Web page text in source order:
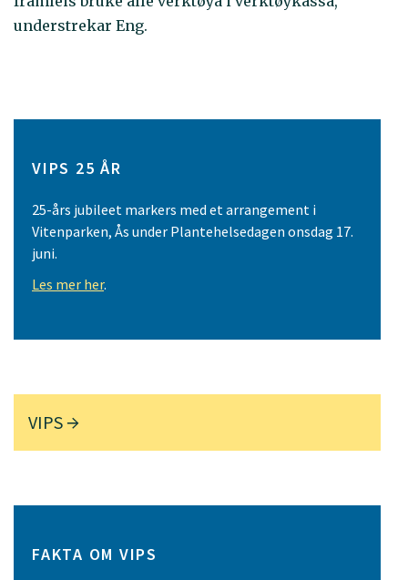
understrekar Eng.
VIPS 25 ÅR
25-års jubileet markers med et arrangement i
Vitenparken, Ås under Plantehelsedagen onsdag 17.
juni.
Les mer her.
VIPS
FAKTA OM VIPS